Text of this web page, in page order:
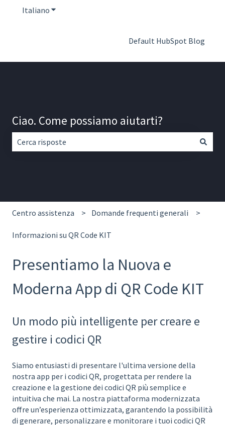
Italiano Mostra sottomenu per le traduzioni
Default HubSpot Blog
Ciao. Come possiamo aiutarti?
Centro assistenza Domande frequenti generali
Informazioni su QR Code KIT
Presentiamo la Nuova e
Moderna App di QR Code KIT
Un modo più intelligente per creare e
gestire i codici QR
Siamo entusiasti di presentare l'ultima versione della
nostra app per i codici QR, progettata per rendere la
creazione e la gestione dei codici QR più semplice e
intuitiva che mai. La nostra piattaforma modernizzata
offre un’esperienza ottimizzata, garantendo la possibilità
di generare, personalizzare e monitorare i tuoi codici QR